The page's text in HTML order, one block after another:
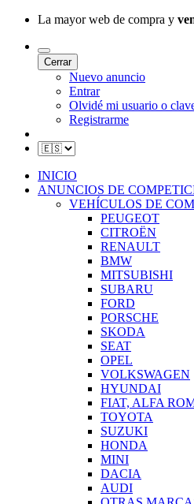
La mayor web de compra y
Cerrar
Nuevo anuncio
Entrar
Olvidé mi usuario o
Registrarme
INICIO
ANUNCIOS DE
VEHÍCULOS DE
PEUGEOT
CITROËN
RENAULT
BMW
MITSUBISHI
SUBARU
FORD
PORSCHE
SKODA
SEAT
OPEL
VOLKSWAGEN
HYUNDAI
FIAT, ALFA
TOYOTA
SUZUKI
HONDA
MINI
DACIA
AUDI